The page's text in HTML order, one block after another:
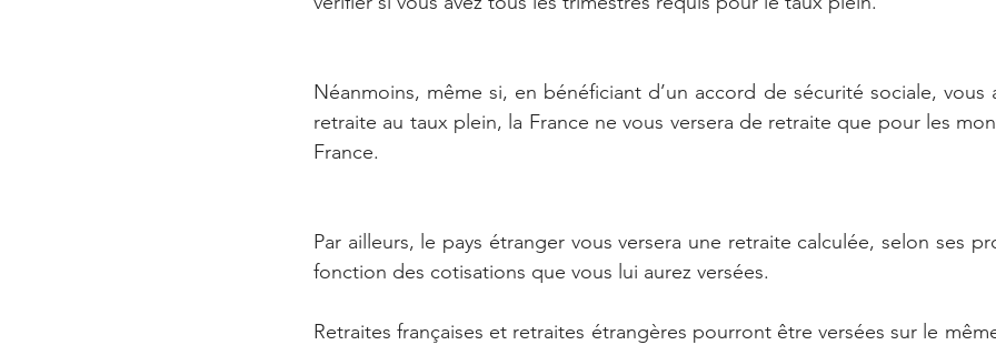
Néanmoins, même si, en bénéficiant d’un accord de sécurité sociale, vous
retraite au taux plein, la France ne vous versera de retraite que pour les
France.
Par ailleurs, le pays étranger vous versera une retraite calculée, selon ses
fonction des cotisations que vous lui aurez versées.
Retraites françaises et retraites étrangères pourront être versées sur le